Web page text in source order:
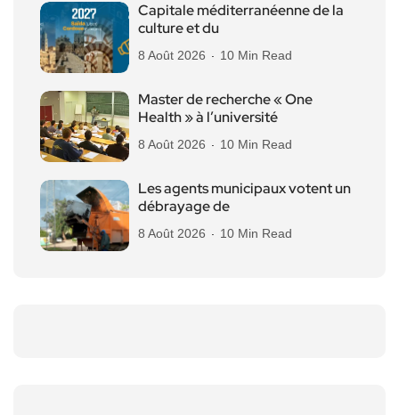
Capitale méditerranéenne de la
culture et du
8 Août 2026 10 Min Read
Master de recherche « One
Health » à l’université
8 Août 2026 10 Min Read
Les agents municipaux votent un
débrayage de
8 Août 2026 10 Min Read